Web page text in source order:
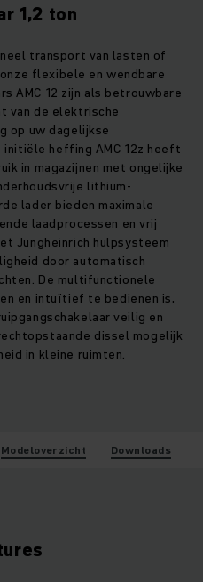
1,2 ton
transport van lasten of
flexibele en wendbare
AMC 12 zijn als betrouwbare
van de elektrische
op uw dagelijkse
heffing AMC 12z heeft
in magazijnen met ongelijke
lithium-
lader bieden maximale
laadprocessen en vrij
Jungheinrich hulpsysteem
door automatisch
De multifunctionele
en intuïtief te bedienen is,
veilig en
dissel mogelijk
in kleine ruimten.
Modeloverzicht Downloads